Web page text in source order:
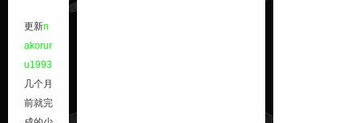
更新n
akorur
u1993
几个月
前就完